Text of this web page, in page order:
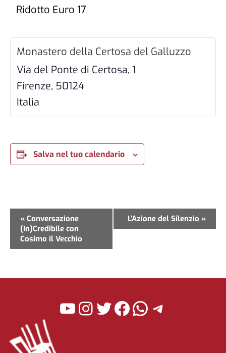
Ridotto Euro 17
Monastero della Certosa del Galluzzo
Via del Ponte di Certosa, 1
Firenze, 50124
Italia
Salva nel tuo calendario
Evento
Navigazione
« Conversazione
(In)Credibile con
Cosimo il Vecchio
L’Azione del Silenzio »
YouTube
Instagram
Twitter
Facebook
WhatsApp